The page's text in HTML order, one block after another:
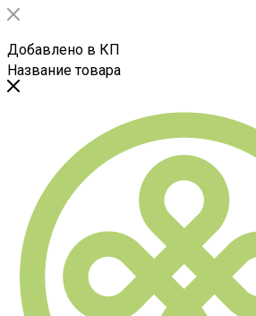
Добавлено в КП
Название товара